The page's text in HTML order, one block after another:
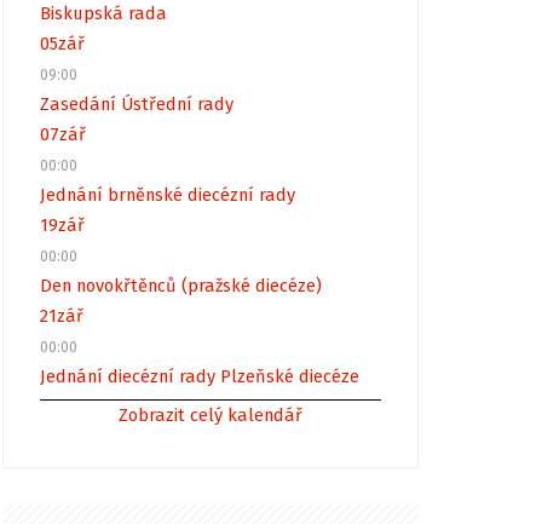
Biskupská rada
05zář
09:00
Zasedání Ústřední rady
07zář
00:00
Jednání brněnské diecézní rady
19zář
00:00
Den novokřtěnců (pražské diecéze)
21zář
00:00
Jednání diecézní rady Plzeňské diecéze
Zobrazit celý kalendář